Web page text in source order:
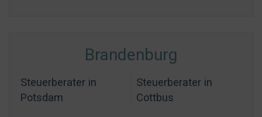
Brandenburg
Steuerberater in
Potsdam
Steuerberater in
Cottbus